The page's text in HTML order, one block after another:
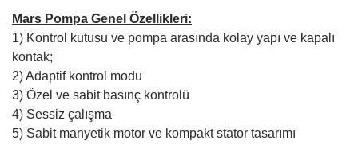
Mars Pompa Genel Özellikleri:
1) Kontrol kutusu ve pompa arasında kolay yapı ve kapalı
kontak;
2) Adaptif kontrol modu
3) Özel ve sabit basınç kontrolü
4) Sessiz çalışma
5) Sabit manyetik motor ve kompakt stator tasarımı